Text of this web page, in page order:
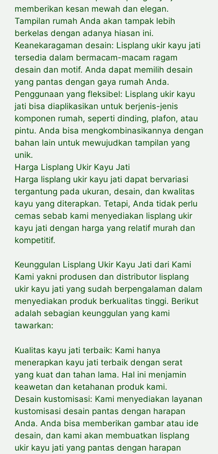
memberikan kesan mewah dan elegan.
Tampilan rumah Anda akan tampak lebih
berkelas dengan adanya hiasan ini.
Keanekaragaman desain: Lisplang ukir kayu jati
tersedia dalam bermacam-macam ragam
desain dan motif. Anda dapat memilih desain
yang pantas dengan gaya rumah Anda.
Penggunaan yang fleksibel: Lisplang ukir kayu
jati bisa diaplikasikan untuk berjenis-jenis
komponen rumah, seperti dinding, plafon, atau
pintu. Anda bisa mengkombinasikannya dengan
bahan lain untuk mewujudkan tampilan yang
unik.
Harga Lisplang Ukir Kayu Jati
Harga lisplang ukir kayu jati dapat bervariasi
tergantung pada ukuran, desain, dan kwalitas
kayu yang diterapkan. Tetapi, Anda tidak perlu
cemas sebab kami menyediakan lisplang ukir
kayu jati dengan harga yang relatif murah dan
kompetitif.
Keunggulan Lisplang Ukir Kayu Jati dari Kami
Kami yakni produsen dan distributor lisplang
ukir kayu jati yang sudah berpengalaman dalam
menyediakan produk berkualitas tinggi. Berikut
adalah sebagian keunggulan yang kami
tawarkan:
Kualitas kayu jati terbaik: Kami hanya
menerapkan kayu jati terbaik dengan serat
yang kuat dan tahan lama. Hal ini menjamin
keawetan dan ketahanan produk kami.
Desain kustomisasi: Kami menyediakan layanan
kustomisasi desain pantas dengan harapan
Anda. Anda bisa memberikan gambar atau ide
desain, dan kami akan membuatkan lisplang
ukir kayu jati yang pantas dengan harapan